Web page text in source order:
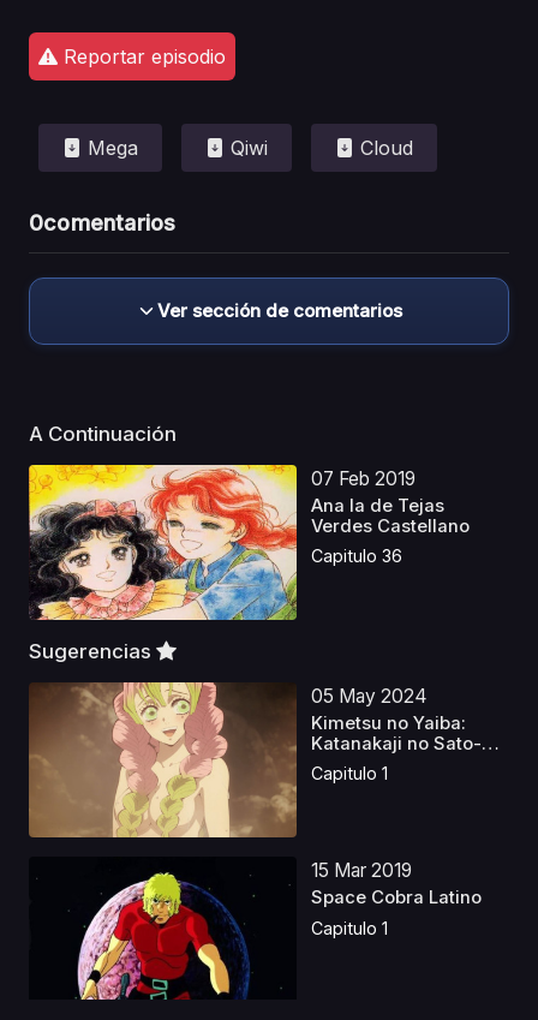
Reportar episodio
Mega Qiwi Cloud
0comentarios
Ver sección de comentarios
A Continuación
07 Feb 2019
Ana la de Tejas
Verdes Castellano
Capitulo 36
Sugerencias
05 May 2024
Kimetsu no Yaiba:
Katanakaji no Sato-
hen...
Capitulo 1
15 Mar 2019
Space Cobra Latino
Capitulo 1